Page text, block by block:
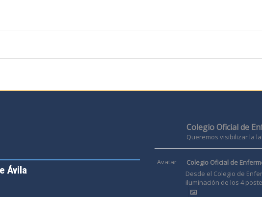
Ávila
Colegio Oficial de
Queremos visibilizar la
Avatar Colegio Oficial de
Desde el Colegio de
iluminación de los 4